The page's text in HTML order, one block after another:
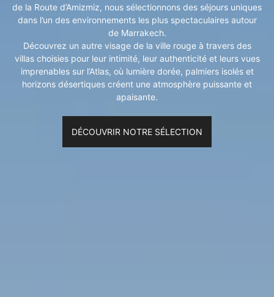
de la Route d’Amizmiz, nous sélectionnons des séjours uniques
dans l’un des environnements les plus spectaculaires autour
de Marrakech.
Découvrez un autre visage de la ville rouge à travers des
villas choisies pour leur intimité, leur authenticité et leurs vues
imprenables sur l’Atlas, où lumière dorée, palmiers isolés et
horizons désertiques créent une atmosphère puissante et
apaisante.
DÉCOUVRIR NOTRE SÉLECTION